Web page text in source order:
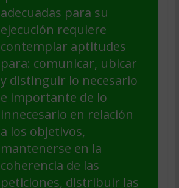
adecuadas para su
ejecución requiere
contemplar aptitudes
para: comunicar, ubicar
y distinguir lo necesario
e importante de lo
innecesario en relación
a los objetivos,
mantenerse en la
coherencia de las
peticiones, distribuir las